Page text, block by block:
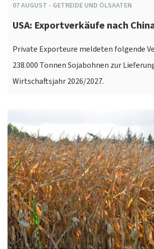
07AUGUST - GETREIDE UND ÖLSAATEN
USA: Exportverkäufe nach
Private Exporteure meldeten folgende
238.000 Tonnen Sojabohnen zur
Wirtschaftsjahr 2026/2027.